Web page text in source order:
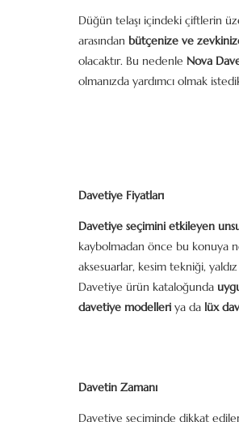
Düğün telaşı içindeki çiftlerin
arasından bütçenize ve
olacaktır. Bu nedenle Nova
olmanızda yardımcı olmak
Davetiye Fiyatları
Davetiye seçimini etkileyen
kaybolmadan önce bu konuya
aksesuarlar, kesim tekniği,
Davetiye ürün kataloğunda
davetiye modelleri ya da lüx
Davetin Zamanı
Davetiye seçiminde dikkat